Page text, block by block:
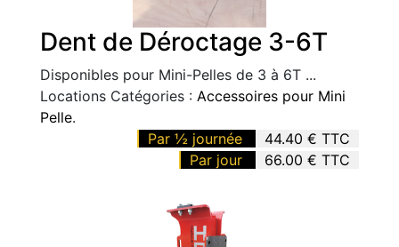
Dent de Déroctage 3-6T
Disponibles pour Mini-Pelles de 3 à 6T ...
Locations Catégories : Accessoires pour Mini
Pelle.
Par ½ journée
44.40 € TTC
Par jour
66.00 € TTC